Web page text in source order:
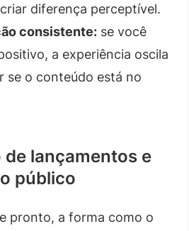
diferença perceptível.
consistente: se você
a experiência oscila
se o conteúdo está no
de lançamentos e
público
pronto, a forma como o